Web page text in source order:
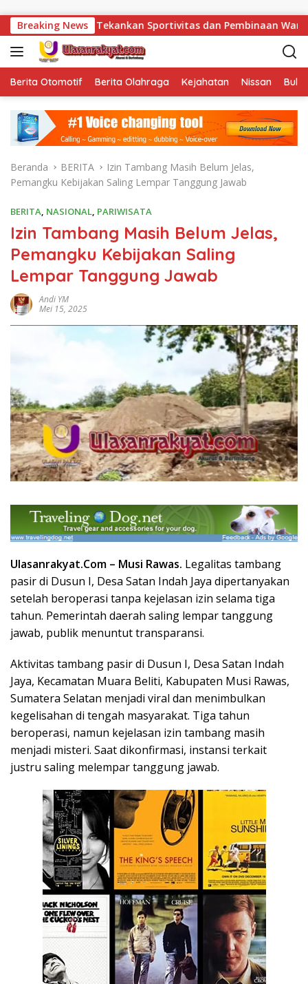
Breaking News
Tekankan Sportivitas dan Pembinaan Warga Binaan.
Berita Otomotif Berita Olahraga Kejahatan Nissan
Beranda BERITA
Izin Tambang Masih Belum Jelas,
Pemangku Kebijakan Saling Lempar Tanggung Jawab
BERITA, NASIONAL, PARIWISATA
Izin Tambang Masih Belum Jelas,
Pemangku Kebijakan Saling
Lempar Tanggung Jawab
Andi YM
Mei 15, 2025
Ulasanrakyat.Com – Musi Rawas. Legalitas tambang
pasir di Dusun I, Desa Satan Indah Jaya dipertanyakan
setelah beroperasi tanpa kejelasan izin selama tiga
tahun. Pemerintah daerah saling lempar tanggung
jawab, publik menuntut transparansi.
Aktivitas tambang pasir di Dusun I, Desa Satan Indah
Jaya, Kecamatan Muara Beliti, Kabupaten Musi Rawas,
Sumatera Selatan menjadi viral dan menimbulkan
kegelisahan di tengah masyarakat. Tiga tahun
beroperasi, namun kejelasan izin tambang masih
menjadi misteri. Saat dikonfirmasi, instansi terkait
justru saling melempar tanggung jawab.